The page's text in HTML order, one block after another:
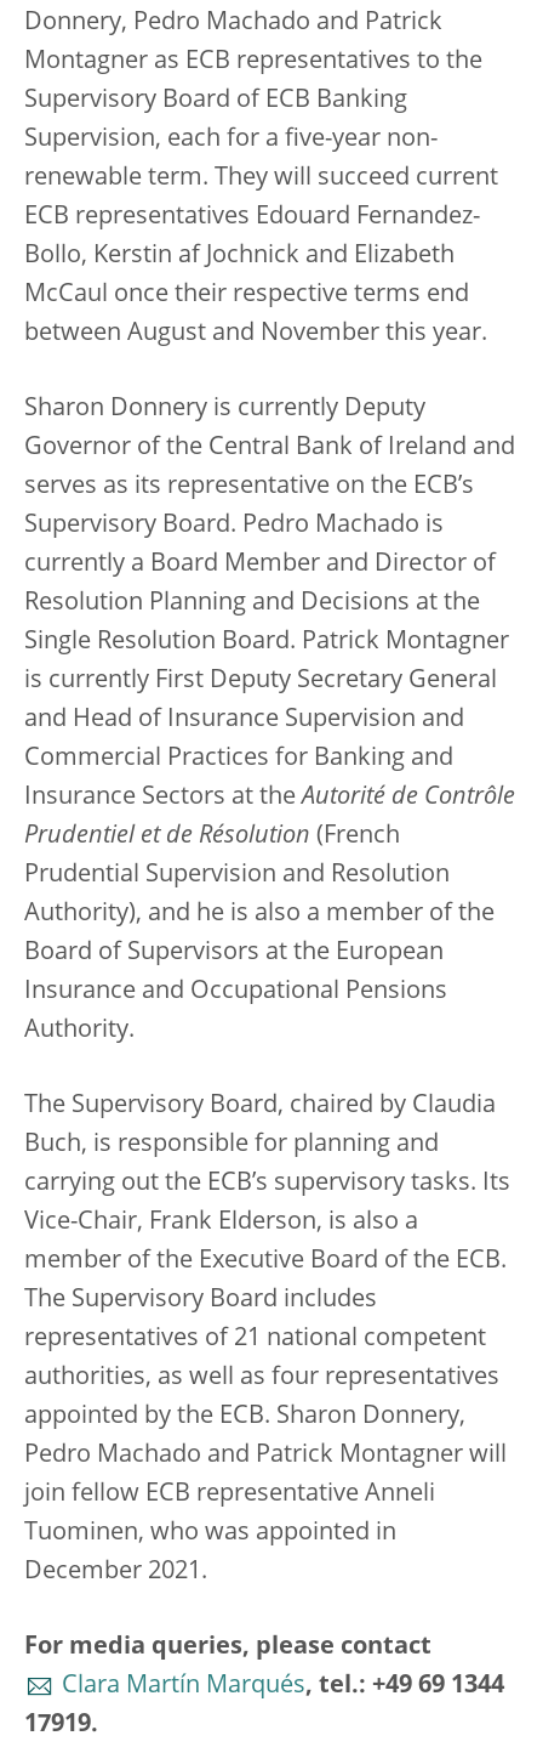
Donnery, Pedro Machado and Patrick
Montagner as ECB representatives to the
Supervisory Board of ECB Banking
Supervision, each for a five-year non-
renewable term. They will succeed current
ECB representatives Edouard Fernandez-
Bollo, Kerstin af Jochnick and Elizabeth
McCaul once their respective terms end
between August and November this year.
Sharon Donnery is currently Deputy
Governor of the Central Bank of Ireland and
serves as its representative on the ECB’s
Supervisory Board. Pedro Machado is
currently a Board Member and Director of
Resolution Planning and Decisions at the
Single Resolution Board. Patrick Montagner
is currently First Deputy Secretary General
and Head of Insurance Supervision and
Commercial Practices for Banking and
Insurance Sectors at theAutorité de Contrôle
Prudentiel et de Résolution (French
Prudential Supervision and Resolution
Authority), and he is also a member of the
Board of Supervisors at the European
Insurance and Occupational Pensions
Authority.
The Supervisory Board, chaired by Claudia
Buch, is responsible for planning and
carrying out the ECB’s supervisory tasks. Its
Vice-Chair, Frank Elderson, is also a
member of the Executive Board of the ECB.
The Supervisory Board includes
representatives of 21 national competent
authorities, as well as four representatives
appointed by the ECB. Sharon Donnery,
Pedro Machado and Patrick Montagner will
join fellow ECB representative Anneli
Tuominen, who was appointed in
December 2021.
For media queries, please contact
Clara Martín Marqués, tel.: +49 69 1344
17919.